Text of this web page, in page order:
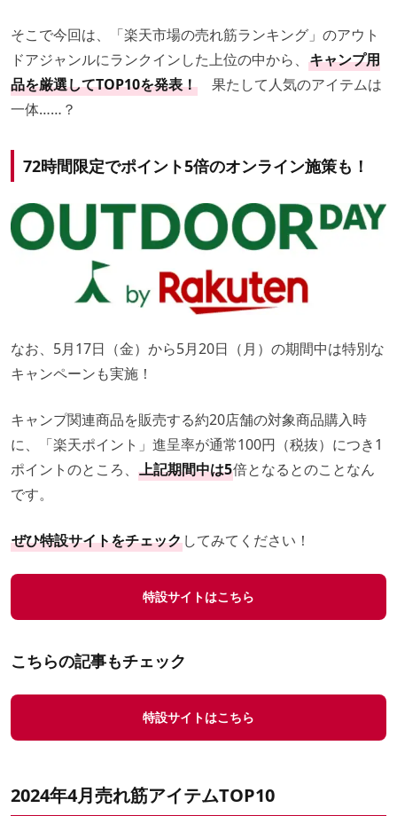
そこで今回は、「楽天市場の売れ筋ランキング」のアウト
ドアジャンルにランクインした上位の中から、 キャンプ用
品を厳選してTOP10を発表！ 果たして人気のアイテムは
一体……？
72時間限定でポイント5倍のオンライン施策も！
なお、5月17日（金）から5月20日（月）の期間中は特別な
キャンペーンも実施！
キャンプ関連商品を販売する約20店舗の対象商品購入時
に、「楽天ポイント」進呈率が通常100円（税抜）につき1
ポイントのところ、 上記期間中は5倍となるとのことなん
です。
ぜひ特設サイトをチェックしてみてください！
特設サイトはこちら
こちらの記事もチェック
特設サイトはこちら
2024年4月売れ筋アイテムTOP10